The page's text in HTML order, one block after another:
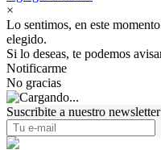
×
Lo sentimos, en este
elegido.
Si lo deseas, te podemos
Notificarme
No gracias
Suscribite a nuestro newsletter